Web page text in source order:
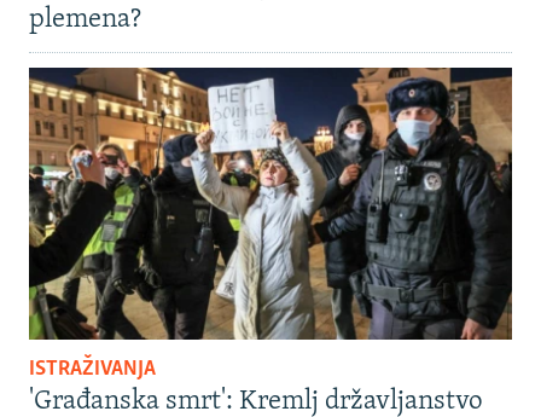
plemena?
ISTRAŽIVANJA
'Građanska smrt': Kremlj državljanstvo